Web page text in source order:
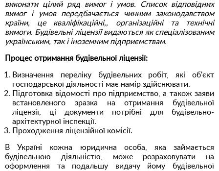
виконати цілий ряд вимог і умов. Список відповідних
вимог і умов передбачається чинним законодавством
країни, це кваліфікаційні,, організаційні та технічні
вимоги. Будівельні ліцензії видаються як спеціалізованим
українським, так і іноземним підприємствам.
Процес отримання будівельної ліцензії:
Визначення переліку будівельних робіт, які об'єкт
господарської діяльності має намір здійснювати.
Підготовка відомості про підприємство, а також заяви
встановленого зразка на отримання будівельної
ліцензії, ці документи потрібні для будівельно-
архітектурної інспекції.
Проходження ліцензійної комісії.
В Україні кожна юридична особа, яка займається
будівельною діяльністю, може розраховувати на
оформлення та подальшу видачу йому будівельної